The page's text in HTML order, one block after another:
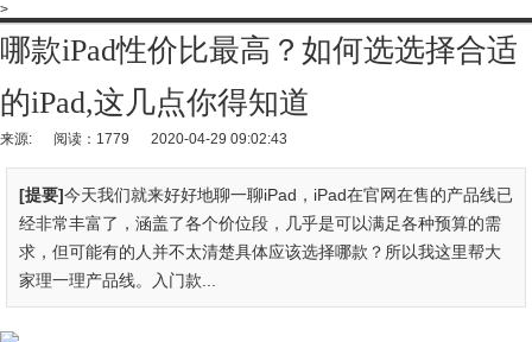
>
哪款iPad性价比最高？如何选选择合适
的iPad,这几点你得知道
来源: 阅读：1779 2020-04-29 09:02:43
[提要]今天我们就来好好地聊一聊iPad，iPad在官网在售的产品线已
经非常丰富了，涵盖了各个价位段，几乎是可以满足各种预算的需
求，但可能有的人并不太清楚具体应该选择哪款？所以我这里帮大
家理一理产品线。入门款...